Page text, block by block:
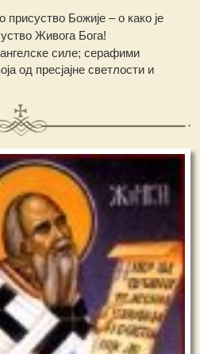
присуство Божије – о како је
Живога Бога!
силе; серафими
од пресјајне светлости и